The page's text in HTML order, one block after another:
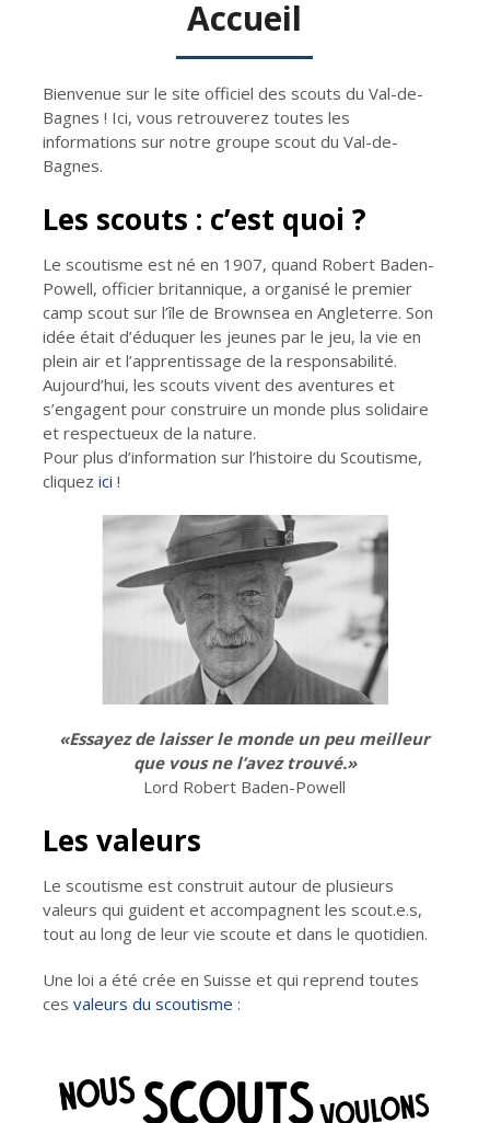
Accueil
Bienvenue sur le site officiel des scouts du Val-de-
Bagnes ! Ici, vous retrouverez toutes les
informations sur notre groupe scout du Val-de-
Bagnes.
Les scouts : c’est quoi ?
Le scoutisme est né en 1907, quand Robert Baden-
Powell, officier britannique, a organisé le premier
camp scout sur l’île de Brownsea en Angleterre. Son
idée était d’éduquer les jeunes par le jeu, la vie en
plein air et l’apprentissage de la responsabilité.
Aujourd’hui, les scouts vivent des aventures et
s’engagent pour construire un monde plus solidaire
et respectueux de la nature.
Pour plus d’information sur l’histoire du Scoutisme,
cliquez ici !
«Essayez de laisser le monde un peu meilleur
que vous ne l’avez trouvé.»
Lord Robert Baden-Powell
Les valeurs
Le scoutisme est construit autour de plusieurs
valeurs qui guident et accompagnent les scout.e.s,
tout au long de leur vie scoute et dans le quotidien.
Une loi a été crée en Suisse et qui reprend toutes
ces valeurs du scoutisme :